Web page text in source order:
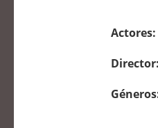
Actores:
Director: